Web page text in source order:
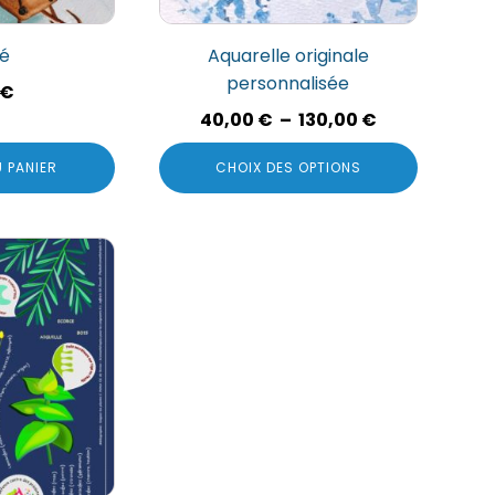
€
PANIER
Aquarelle originale
personnalisée
40,00 € – 130,00 €Plage
de
prix :
40,00 €
CHOIX DES OPTIONS
choisies
du
produit